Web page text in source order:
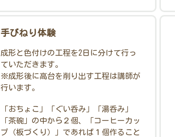
手びねり体験
成形と色付けの工程を2日に分けて行っ
ていただきます。
※成形後に高台を削り出す工程は講師が
行います。
「おちょこ」「ぐい呑み」「湯呑み」
「茶碗」の中から２個、「コーヒーカッ
プ（板づくり）」であれば１個作ること